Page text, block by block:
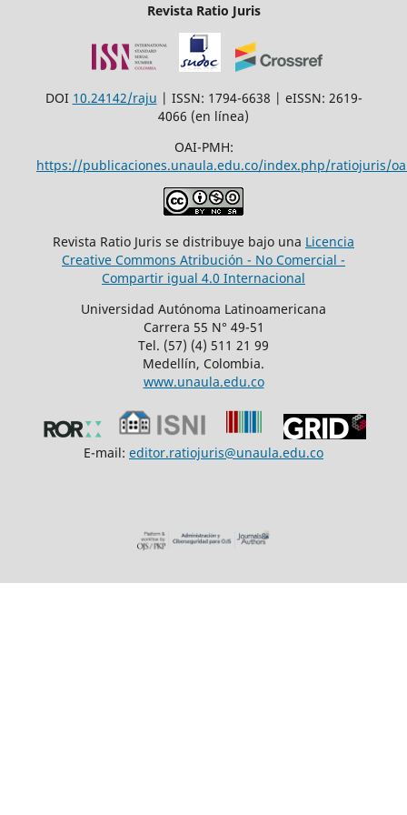
Revista Ratio Juris
DOI 10.24142/raju | ISSN: 1794-6638 | eISSN: 2619-
4066 (en línea)
OAI-PMH:
https://publicaciones.unaula.edu.co/index.php/ratiojuris/
Revista Ratio Juris se distribuye bajo una Licencia
Creative Commons Atribución - No Comercial -
Compartir igual 4.0 Internacional
Universidad Autónoma Latinoamericana
Carrera 55 N° 49-51
Tel. (57) (4) 511 21 99
Medellín, Colombia.
www.unaula.edu.co
E-mail: editor.ratiojuris@unaula.edu.co